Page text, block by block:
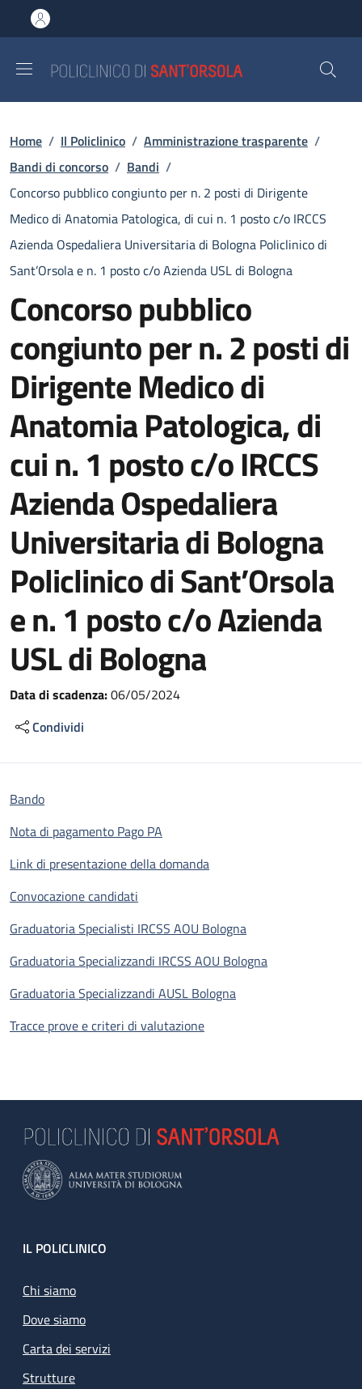
al contenuto principale
to footer content
Briciole di pane
Home / Il Policlinico / Amministrazione trasparente /
Bandi di concorso / Bandi /
Concorso pubblico congiunto per n. 2 posti di Dirigente
Medico di Anatomia Patologica, di cui n. 1 posto c/o IRCCS
Azienda Ospedaliera Universitaria di Bologna Policlinico di
Sant’Orsola e n. 1 posto c/o Azienda USL di Bologna
Concorso pubblico
congiunto per n. 2 posti di
Dirigente Medico di
Anatomia Patologica, di
cui n. 1 posto c/o IRCCS
Azienda Ospedaliera
Universitaria di Bologna
Policlinico di Sant’Orsola
e n. 1 posto c/o Azienda
USL di Bologna
Data di scadenza:06/05/2024
Condividi
Bando
Nota di pagamento Pago PA
Link di presentazione della domanda
Convocazione candidati
Graduatoria Specialisti IRCSS AOU Bologna
Graduatoria Specializzandi IRCSS AOU Bologna
Graduatoria Specializzandi AUSL Bologna
Tracce prove e criteri di valutazione
Footer
IL POLICLINICO
Chi siamo
Dove siamo
Carta dei servizi
Strutture